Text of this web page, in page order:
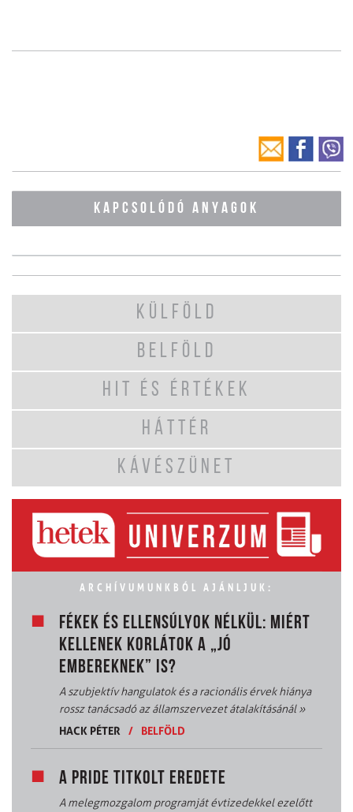
KAPCSOLÓDÓ ANYAGOK
KÜLFÖLD
BELFÖLD
HIT ÉS ÉRTÉKEK
HÁTTÉR
KÁVÉSZÜNET
ARCHÍVUMUNKBÓL AJÁNLJUK:
FÉKEK ÉS ELLENSÚLYOK NÉLKÜL: MIÉRT
KELLENEK KORLÁTOK A „JÓ
EMBEREKNEK” IS?
A szubjektív hangulatok és a racionális érvek hiánya
rossz tanácsadó az államszervezet átalakításánál»
HACK PÉTER
/ BELFÖLD
A PRIDE TITKOLT EREDETE
A melegmozgalom programját évtizedekkel ezelőtt